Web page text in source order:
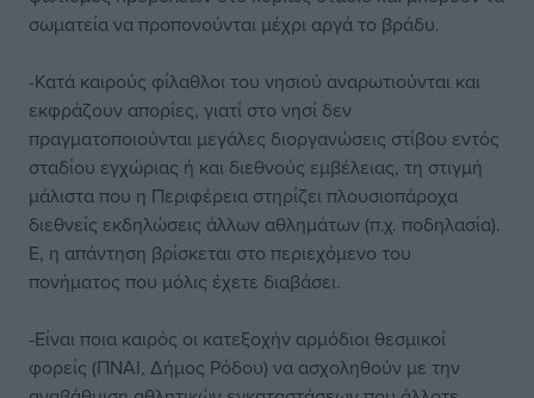
σωματεία να προπονούνται μέχρι αργά το βράδυ.
-Κατά καιρούς φίλαθλοι του νησιού αναρωτιούνται και
εκφράζουν απορίες, γιατί στο νησί δεν
πραγματοποιούνται μεγάλες διοργανώσεις στίβου εντός
σταδίου εγχώριας ή και διεθνούς εμβέλειας, τη στιγμή
μάλιστα που η Περιφέρεια στηρίζει πλουσιοπάροχα
διεθνείς εκδηλώσεις άλλων αθλημάτων (π.χ. ποδηλασία).
Ε, η απάντηση βρίσκεται στο περιεχόμενο του
πονήματος που μόλις έχετε διαβάσει.
-Είναι ποια καιρός οι κατεξοχήν αρμόδιοι θεσμικοί
φορείς (ΠΝΑΙ, Δήμος Ρόδου) να ασχοληθούν με την